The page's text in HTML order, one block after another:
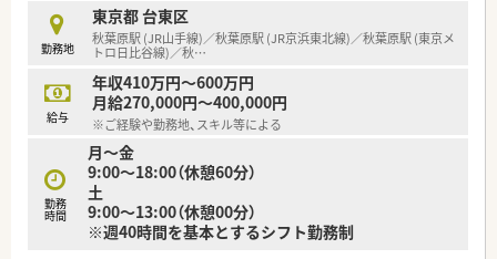
年間休日120日以上、「連続休暇制度（年に1回、最大9連休を取得
できる制度）」等
プライベートも充実出来る様にワークライフバランスを後押し
してくれる制度が充実しています。
〇社員割引制度、財形貯蓄制度、スポーツジム優待等が受けられ
る他、提携の保養施設は全国に40ヵ所あります。
〇産休・育休・時短勤務者2,097人以上等、どれも業界トップクラ
スの実績!
産休、育休取得はもちろんのこと、育児短時間勤務制度を実施
育児休業より復帰後、1日最大2時間短縮して勤務できる制度で
す。
法律では3歳までですが、同社では小学校就学時までの期間利用
勤務地
東京都 台東区
秋葉原駅 (JR山手線)／秋葉原駅 (JR京浜東北線)／秋葉原駅 (東京メ
トロ日比谷線)／秋…
給与
年収410万円～600万円
月給270,000円～400,000円
※ご経験や勤務地、スキル等による
勤務
時間
月～金
9:00～18:00（休憩60分）
土
9:00～13:00（休憩00分）
※週40時間を基本とするシフト勤務制